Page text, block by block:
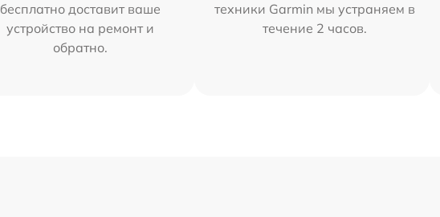
бесплатно доставит ваше
устройство на ремонт и
обратно.
техники Garmin мы устраняем в
течение 2 часов.